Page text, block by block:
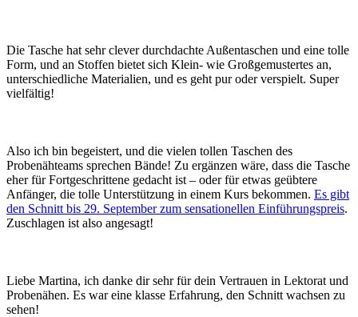
Die Tasche hat sehr clever durchdachte Außentaschen und eine tolle
Form, und an Stoffen bietet sich Klein- wie Großgemustertes an,
unterschiedliche Materialien, und es geht pur oder verspielt. Super
vielfältig!
Also ich bin begeistert, und die vielen tollen Taschen des
Probenähteams sprechen Bände! Zu ergänzen wäre, dass die Tasche
eher für Fortgeschrittene gedacht ist – oder für etwas geübtere
Anfänger, die tolle Unterstützung in einem Kurs bekommen. Es gibt
den Schnitt bis 29. September zum sensationellen Einführungspreis.
Zuschlagen ist also angesagt!
Liebe Martina, ich danke dir sehr für dein Vertrauen in Lektorat und
Probenähen. Es war eine klasse Erfahrung, den Schnitt wachsen zu
sehen!